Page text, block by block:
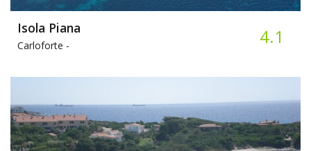
Isola Piana
Carloforte - 4.1